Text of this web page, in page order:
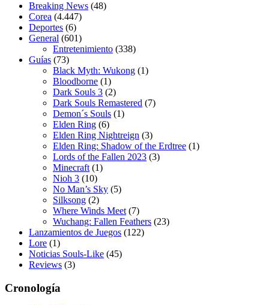
Breaking News (48)
Corea (4.447)
Deportes (6)
General (601)
Entretenimiento (338)
Guías (73)
Black Myth: Wukong (1)
Bloodborne (1)
Dark Souls 3 (2)
Dark Souls Remastered (7)
Demon´s Souls (1)
Elden Ring (6)
Elden Ring Nightreign (3)
Elden Ring: Shadow of the Erdtree (1)
Lords of the Fallen 2023 (3)
Minecraft (1)
Nioh 3 (10)
No Man’s Sky (5)
Silksong (2)
Where Winds Meet (7)
Wuchang: Fallen Feathers (23)
Lanzamientos de Juegos (122)
Lore (1)
Noticias Souls-Like (45)
Reviews (3)
Cronología